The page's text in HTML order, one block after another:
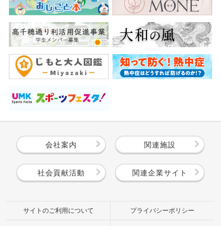
会社案内 関連施設
社会貢献活動 関連企業サイト
サイトのご利用について プライバシーポリシー